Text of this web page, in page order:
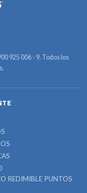
925 006 - 9. Todos los
REDIMIBLE PUNTOS